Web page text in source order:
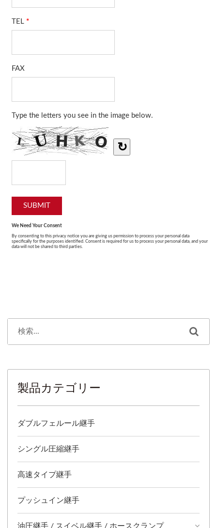
製品カテゴリー
ダブルフェルール継手
シングル圧縮継手
高速タイプ継手
プッシュイン継手
油圧継手 / スイベル継手 / ホースクランプ